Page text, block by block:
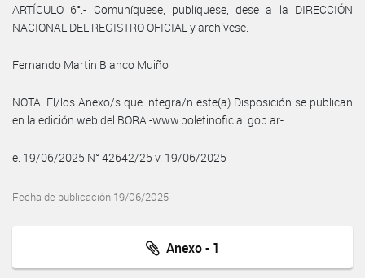
ARTÍCULO 6°.- Comuníquese, publíquese, dese a la DIRECCIÓN
NACIONAL DEL REGISTRO OFICIAL y archívese.
Fernando Martin Blanco Muiño
NOTA: El/los Anexo/s que integra/n este(a) Disposición se publican
en la edición web del BORA -www.boletinoficial.gob.ar-
e. 19/06/2025 N° 42642/25 v. 19/06/2025
Fecha de publicación 19/06/2025
Anexo - 1